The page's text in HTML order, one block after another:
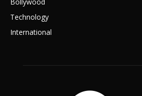
Bollywood
Technology
International